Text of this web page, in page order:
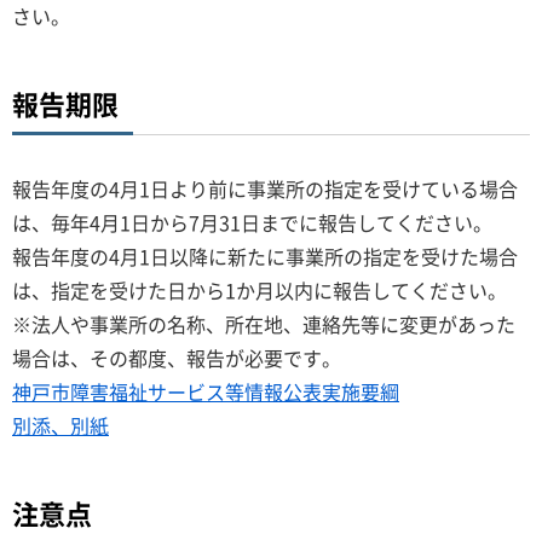
さい。
報告期限
報告年度の4月1日より前に事業所の指定を受けている場合
は、毎年4月1日から7月31日までに報告してください。
報告年度の4月1日以降に新たに事業所の指定を受けた場合
は、指定を受けた日から1か月以内に報告してください。
※法人や事業所の名称、所在地、連絡先等に変更があった
場合は、その都度、報告が必要です。
神戸市障害福祉サービス等情報公表実施要綱
別添、別紙
注意点